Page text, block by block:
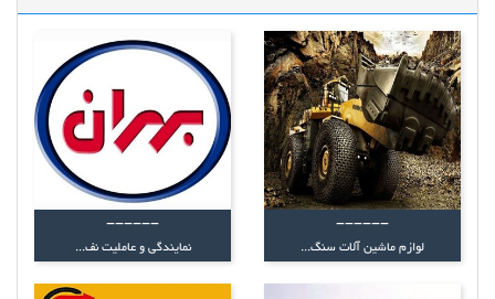
------
لوازم ماشین آلات سنگ...
------
نمایندگی و عاملیت نف...